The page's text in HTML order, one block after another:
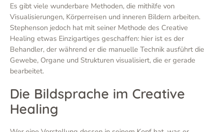
Es gibt viele wunderbare Methoden, die mithilfe von
Visualisierungen, Körperreisen und inneren Bildern arbeiten.
Stephenson jedoch hat mit seiner Methode des Creative
Healing etwas Einzigartiges geschaffen: hier ist es der
Behandler, der während er die manuelle Technik ausführt die
Gewebe, Organe und Strukturen visualisiert, die er gerade
bearbeitet.
Die Bildsprache im Creative
Healing